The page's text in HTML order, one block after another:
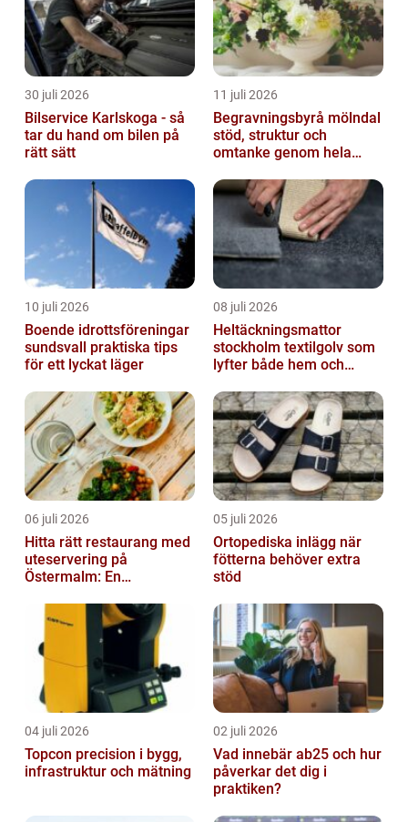
30 juli 2026
Bilservice Karlskoga - så
tar du hand om bilen på
rätt sätt
11 juli 2026
Begravningsbyrå mölndal
stöd, struktur och
omtanke genom hela
10 juli 2026
Boende idrottsföreningar
sundsvall praktiska tips
för ett lyckat läger
08 juli 2026
Heltäckningsmattor
stockholm textilgolv som
lyfter både hem och
06 juli 2026
Hitta rätt restaurang med
uteservering på
Östermalm: En
i solen
05 juli 2026
Ortopediska inlägg när
fötterna behöver extra
stöd
04 juli 2026
Topcon precision i bygg,
infrastruktur och mätning
02 juli 2026
Vad innebär ab25 och hur
påverkar det dig i
praktiken?